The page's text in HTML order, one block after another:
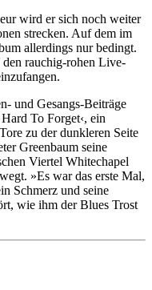
wird er sich noch weiter
strecken. Auf dem im
allerdings nur bedingt.
den rauchig-rohen Live-
und Gesangs-Beiträge
To Forget‹, ein
zu der dunkleren Seite
Greenbaum seine
Viertel Whitechapel
»Es war das erste Mal,
Schmerz und seine
wie ihm der Blues Trost